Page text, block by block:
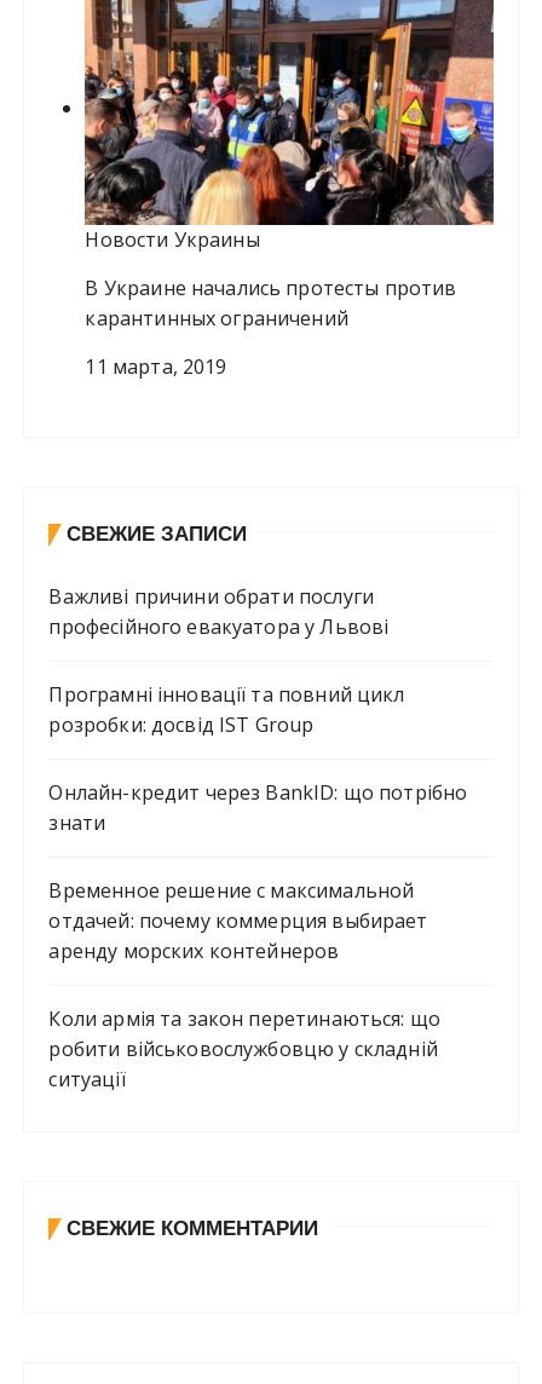
Новости Украины
В Украине начались протесты против
карантинных ограничений
11 марта, 2019
СВЕЖИЕ ЗАПИСИ
Важливі причини обрати послуги
професійного евакуатора у Львові
Програмні інновації та повний цикл
розробки: досвід IST Group
Онлайн-кредит через BankID: що потрібно
знати
Временное решение с максимальной
отдачей: почему коммерция выбирает
аренду морских контейнеров
Коли армія та закон перетинаються: що
робити військовослужбовцю у складній
ситуації
СВЕЖИЕ КОММЕНТАРИИ